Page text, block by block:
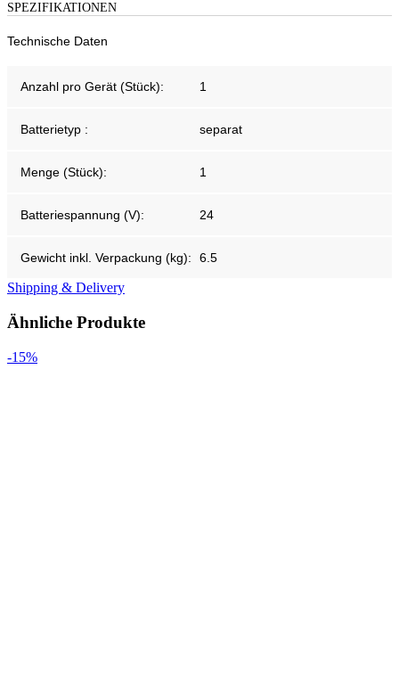
SPEZIFIKATIONEN
Technische Daten
Anzahl pro Gerät (Stück): 1
Batterietyp : separat
Menge (Stück): 1
Batteriespannung (V): 24
Gewicht inkl. Verpackung (kg): 6.5
Shipping & Delivery
Ähnliche Produkte
-15%